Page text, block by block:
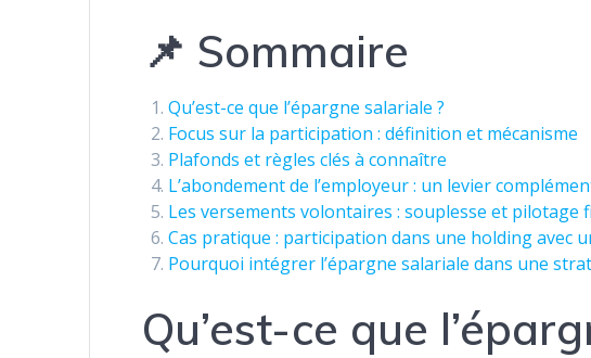
📌 Sommaire
Qu’est-ce que l’épargne salariale ?
Focus sur la participation : définition et mécanisme
Plafonds et règles clés à connaître
L’abondement de l’employeur : un levier
Les versements volontaires : souplesse et pilotage
Cas pratique : participation dans une holding avec
Pourquoi intégrer l’épargne salariale dans une
Qu’est-ce que